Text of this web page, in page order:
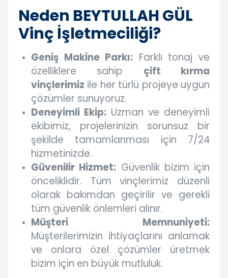
Neden BEYTULLAH GÜL
Vinç İşletmeciliği?
Geniş Makine Parkı: Farklı tonaj ve
özelliklere sahip çift kırma
vinçlerimiz ile her türlü projeye uygun
çözümler sunuyoruz.
Deneyimli Ekip: Uzman ve deneyimli
ekibimiz, projelerinizin sorunsuz bir
şekilde tamamlanması için 7/24
hizmetinizde.
Güvenilir Hizmet: Güvenlik bizim için
önceliklidir. Tüm vinçlerimiz düzenli
olarak bakımdan geçirilir ve gerekli
tüm güvenlik önlemleri alınır.
Müşteri Memnuniyeti:
Müşterilerimizin ihtiyaçlarını anlamak
ve onlara özel çözümler üretmek
bizim için en büyük mutluluk.